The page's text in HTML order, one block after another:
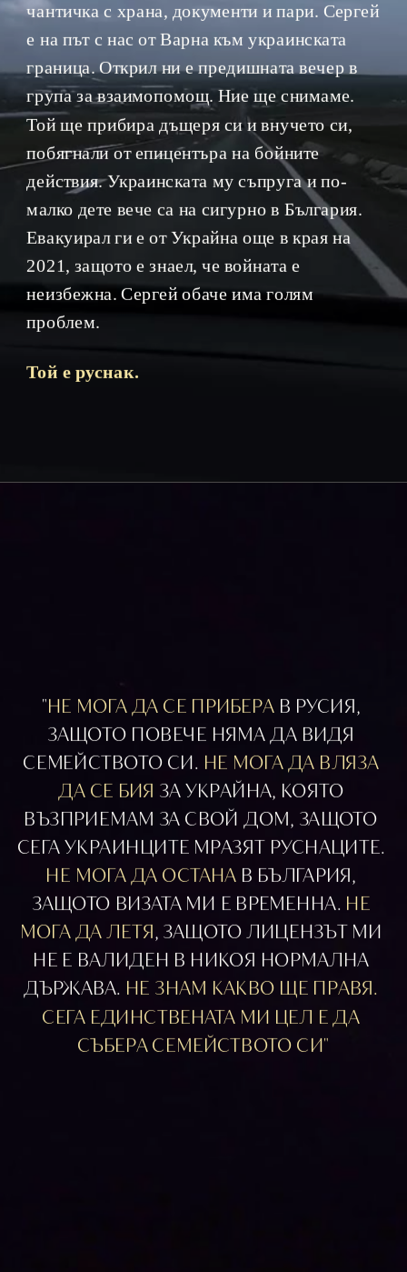
чантичка с храна, документи и пари. Сергей
е на път с нас от Варна към украинската
граница. Открил ни е предишната вечер в
група за взаимопомощ. Ние ще снимаме.
Той ще прибира дъщеря си и внучето си,
побягнали от епицентъра на бойните
действия. Украинската му съпруга и по-
малко дете вече са на сигурно в България.
Евакуирал ги е от Украйна още в края на
2021, защото е знаел, че войната е
неизбежна. Сергей обаче има голям
проблем.
Той е руснак.
"НЕ МОГА ДА СЕ ПРИБЕРА В РУСИЯ,
ЗАЩОТО ПОВЕЧЕ НЯМА ДА ВИДЯ
СЕМЕЙСТВОТО СИ. НЕ МОГА ДА ВЛЯЗА
ДА СЕ БИЯ ЗА УКРАЙНА, КОЯТО
ВЪЗПРИЕМАМ ЗА СВОЙ ДОМ, ЗАЩОТО
НЕ МОГА ДА ОСТАНА В БЪЛГАРИЯ,
ЗАЩОТО ВИЗАТА МИ Е ВРЕМЕННА. НЕ
МОГА ДА ЛЕТЯ, ЗАЩОТО ЛИЦЕНЗЪТ МИ
НЕ Е ВАЛИДЕН В НИКОЯ НОРМАЛНА
ДЪРЖАВА. НЕ ЗНАМ КАКВО ЩЕ ПРАВЯ.
СЕГА ЕДИНСТВЕНАТА МИ ЦЕЛ Е ДА
СЪБЕРА СЕМЕЙСТВОТО СИ"